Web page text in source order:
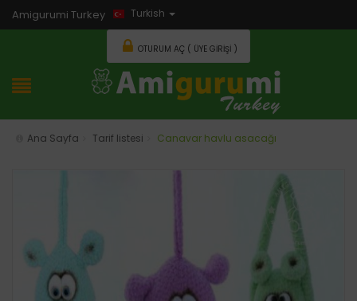
Amigurumi Turkey Turkish
OTURUM AÇ ( ÜYE GIRIŞI )
Ana Sayfa Tarif listesi Canavar havlu asacağı